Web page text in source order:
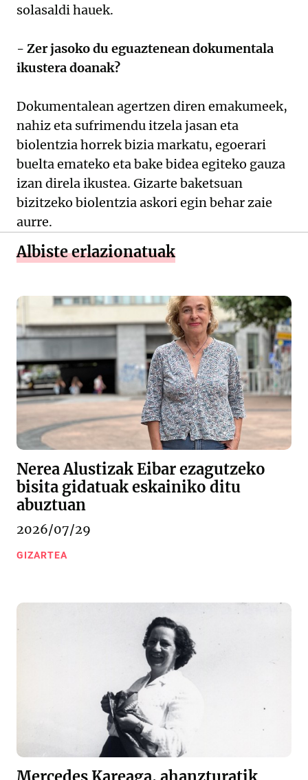
solasaldi hauek.
- Zer jasoko du eguaztenean dokumentala
ikustera doanak?
Dokumentalean agertzen diren emakumeek,
nahiz eta sufrimendu itzela jasan eta
biolentzia horrek bizia markatu, egoerari
buelta emateko eta bake bidea egiteko gauza
izan direla ikustea. Gizarte baketsuan
bizitzeko biolentzia askori egin behar zaie
aurre.
Albiste erlazionatuak
Nerea Alustizak Eibar ezagutzeko
bisita gidatuak eskainiko ditu
abuztuan
2026/07/29
GIZARTEA